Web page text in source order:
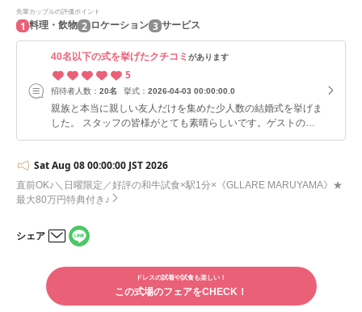
先輩カップルの評価ポイント
1 料理・飲物 2 ロケーション 3 サービス
40名以下の式を挙げたクチコミ があります
5
招待者人数： 20名 挙式： 2026-04-03 00:00:00.0
親族と本当に親しい友人だけを集めた少人数の結婚式を挙げま
した。 スタッフの皆様がとても素晴らしいです。ゲストの
方々への気配りであったり、一つ一つが洗練されていると同時
色々な提案であったり、こちらのしたいことを汲み取って形に
していただきました。 お年寄りのゲストへの配慮や披露宴の
楽しそうなアットホームな雰囲気がとてもゲストに好評でし
に楽しかったです。
Sat Aug 08 00:00:00 JST 2026
直前OK♪＼日曜限定／好評の和牛試食×駅1分×《GLLARE MARUYAMA》★
最大80万円特典付き♪
シェア
ルで
シェ
アす
る
で
ドレスの試着や試食も楽しい！
この式場のフェアをCHECK！